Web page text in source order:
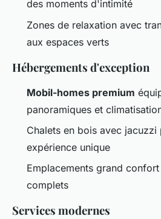
des moments d'intimité
Zones de relaxation avec
aux espaces verts
Hébergements d'exception
Mobil-homes premium
panoramiques et
Chalets en bois avec
expérience unique
Emplacements grand
complets
Services modernes